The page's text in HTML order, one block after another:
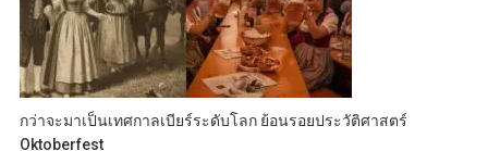
กว่าจะมาเป็นเทศกาลเบียร์ระดับโลก ย้อนรอยประวัติศาสตร์
Oktoberfest